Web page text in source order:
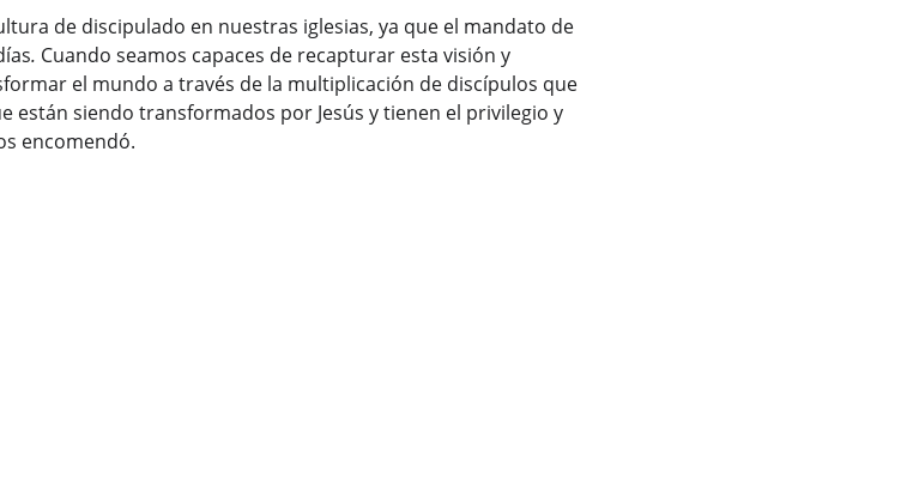
de discipulado en nuestras iglesias, ya que el mandato de
. Cuando seamos capaces de recapturar esta visión y
el mundo a través de la multiplicación de discípulos que
están siendo transformados por Jesús y tienen el privilegio y
encomendó.